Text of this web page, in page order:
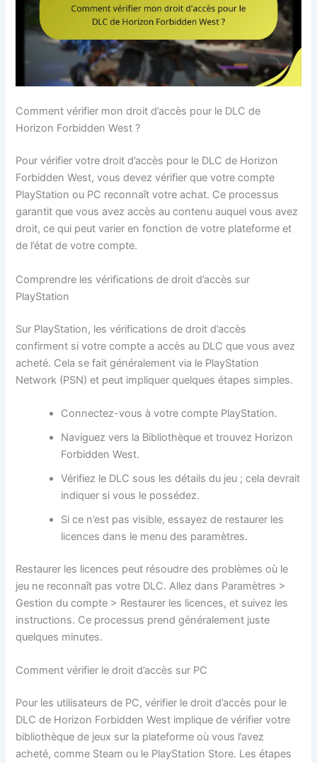
Comment vérifier mon droit d’accès pour le DLC de
Horizon Forbidden West ?
Pour vérifier votre droit d’accès pour le DLC de Horizon
Forbidden West, vous devez vérifier que votre compte
PlayStation ou PC reconnaît votre achat. Ce processus
garantit que vous avez accès au contenu auquel vous avez
droit, ce qui peut varier en fonction de votre plateforme et
de l’état de votre compte.
Comprendre les vérifications de droit d’accès sur
PlayStation
Sur PlayStation, les vérifications de droit d’accès
confirment si votre compte a accès au DLC que vous avez
acheté. Cela se fait généralement via le PlayStation
Network (PSN) et peut impliquer quelques étapes simples.
Connectez-vous à votre compte PlayStation.
Naviguez vers la Bibliothèque et trouvez Horizon
Forbidden West.
Vérifiez le DLC sous les détails du jeu ; cela devrait
indiquer si vous le possédez.
Si ce n’est pas visible, essayez de restaurer les
licences dans le menu des paramètres.
Restaurer les licences peut résoudre des problèmes où le
jeu ne reconnaît pas votre DLC. Allez dans Paramètres >
Gestion du compte > Restaurer les licences, et suivez les
instructions. Ce processus prend généralement juste
quelques minutes.
Comment vérifier le droit d’accès sur PC
Pour les utilisateurs de PC, vérifier le droit d’accès pour le
DLC de Horizon Forbidden West implique de vérifier votre
bibliothèque de jeux sur la plateforme où vous l’avez
acheté, comme Steam ou le PlayStation Store. Les étapes